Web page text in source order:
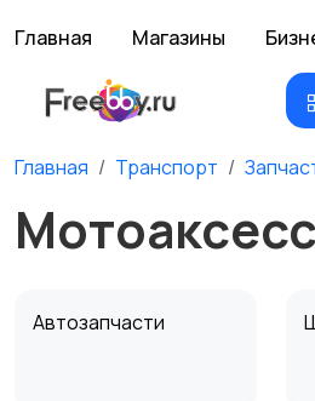
Главная Магазины
Главная Транспорт
Автозапчасти